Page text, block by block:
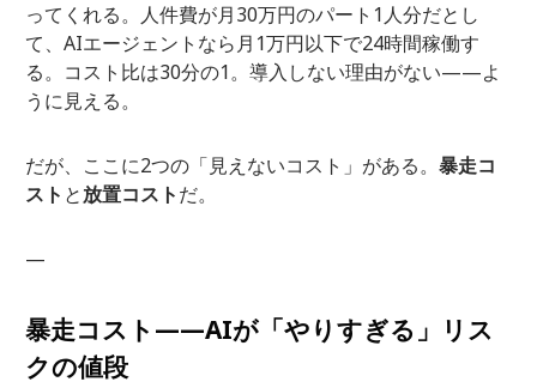
ってくれる。人件費が月30万円のパート1人分だとし
て、AIエージェントなら月1万円以下で24時間稼働す
る。コスト比は30分の1。導入しない理由がない——よ
うに見える。
だが、ここに2つの「見えないコスト」がある。 暴走コ
スト と放置コストだ。
—
暴走コスト——AIが「やりすぎる」リス
クの値段